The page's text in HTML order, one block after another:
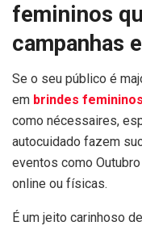
femininos
campanhas
Se o seu público é
em brindes femininos
como nécessaires,
autocuidado fazem
eventos como
online ou físicas.
É um jeito carinhoso